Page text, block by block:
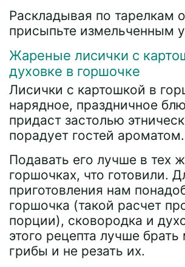
Раскладывая по тарелкам
присыпьте измельченным
Жареные лисички с
духовке в горшочке
Лисички с картошкой в
нарядное, праздничное
придаст застолью
порадует гостей ароматом.
Подавать его лучше в тех
горшочках, что готовили.
приготовления нам
горшочка (такой расчет
порции), сковородка и
этого рецепта лучше брать
грибы и не резать их.